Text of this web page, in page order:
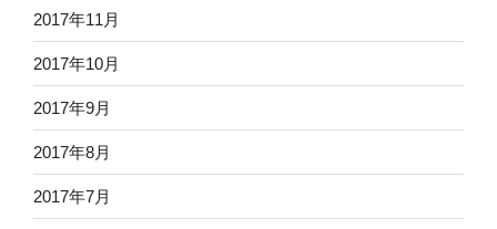
2017年11月
2017年10月
2017年9月
2017年8月
2017年7月